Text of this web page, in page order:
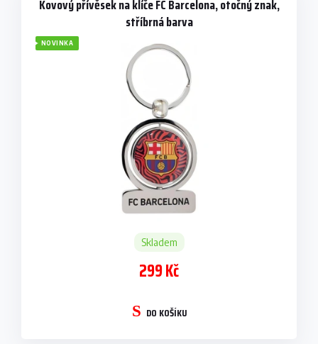
Kovový přívěsek na klíče FC Barcelona, otočný znak,
stříbrná barva
NOVINKA
Skladem
299 Kč
DO KOŠÍKU